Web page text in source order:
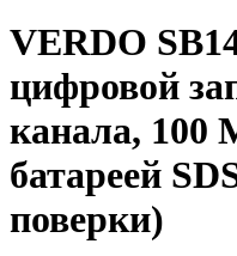
VERDO
цифровой
канала, 100
батареей
поверки)